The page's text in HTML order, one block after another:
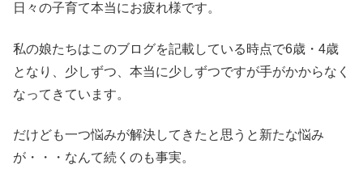
日々の子育て本当にお疲れ様です。
私の娘たちはこのブログを記載している時点で6歳・4歳
となり、少しずつ、本当に少しずつですが手がかからなく
なってきています。
だけども一つ悩みが解決してきたと思うと新たな悩み
が・・・なんて続くのも事実。